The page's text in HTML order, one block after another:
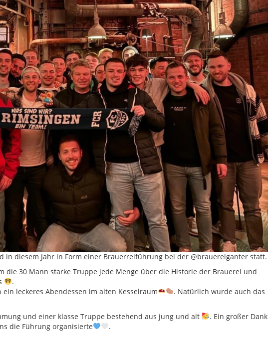
in diesem Jahr in Form einer Brauerreiführung bei der @brauereiganter statt.
die 30 Mann starke Truppe jede Menge über die Historie der Brauerei und
.
leckeres Abendessen im alten Kesselraum
. Natürlich wurde auch das
und einer klasse Truppe bestehend aus jung und alt
. Ein großer Dank
die Führung organisierte
.